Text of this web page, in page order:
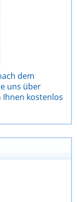
dem
uns über
Ihnen kostenlos